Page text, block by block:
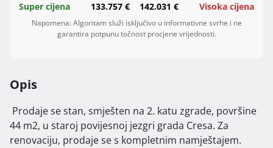
Super cijena 133.757 € 142.031 € Visoka cijena
Napomena: Algoritam služi isključivo u informativne svrhe i ne
garantira potpunu točnost procjene vrijednosti.
Opis
44 m2, u staroj povijesnoj jezgri grada Cresa. Za
renovaciju, prodaje se s kompletnim namještajem.